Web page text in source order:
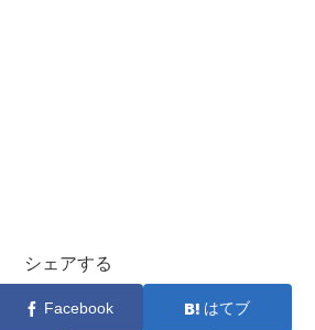
シェアする
Facebook はてブ